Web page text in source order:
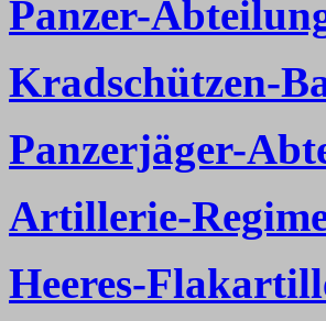
Panzer-
Kradschützen-
Panzerjäger-
Artillerie-
Heeres-